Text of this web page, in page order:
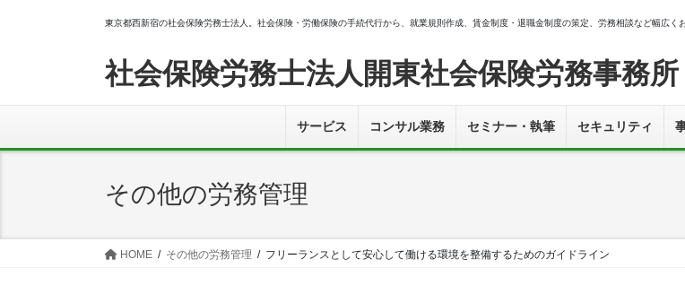
東京都西新宿の社会保険労務士法人。社会保険・労働保険の手続代行から、就業規則作成、賃金制度・退職金制度の策定、労務相談など幅広く
社会保険労務士法人開東社会保険労務事務所
サービス コンサル業務 セミナー・執筆 セキュリティ
その他の労務管理
HOME その他の労務管理 フリーランスとして安心して働ける環境を整備するためのガイドライン